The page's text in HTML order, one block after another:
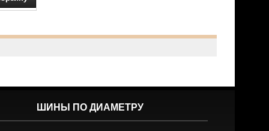
ШИНЫ ПО ДИАМЕТРУ